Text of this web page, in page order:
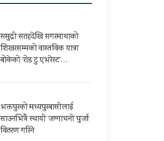
समुद्री सतहदेखि सगरमाथाको
शिखरसम्मको वास्तविक यात्रा
बोकेको ‘रोड टु एभरेस्ट’…
भक्तपुरको मध्यपुरबासीलाई
साउनभित्रै स्थायी जग्गाधनी पुर्जा
वितरण गरिने